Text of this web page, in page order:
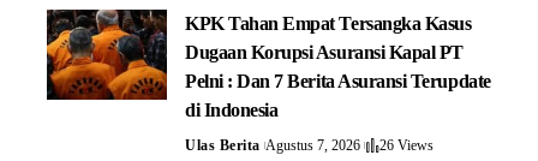
KPK Tahan Empat Tersangka Kasus
Dugaan Korupsi Asuransi Kapal PT
Pelni : Dan 7 Berita Asuransi Terupdate
di Indonesia
Ulas Berita Agustus 7, 2026 26 Views